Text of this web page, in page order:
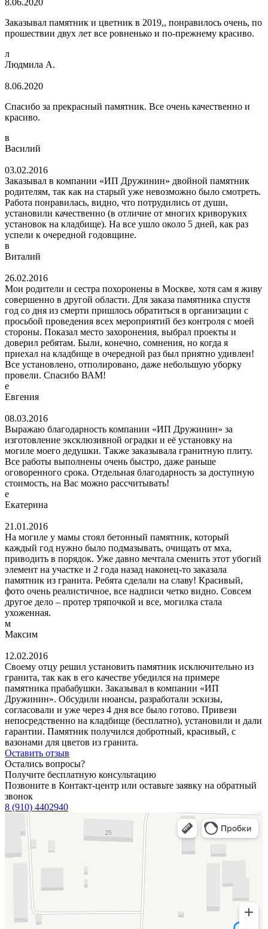
Заказывал памятник и цветник в 2019,, понравилось очень, по
прошествии двух лет все ровненько и по-прежнему красиво.
л
Людмила А.
8.06.2020
Спасибо за прекрасный памятник. Все очень качественно и
красиво.
в
Василий
03.02.2016
Заказывал в компании «ИП Дружинин» двойной памятник
родителям, так как на старый уже невозможно было смотреть.
Работа понравилась, видно, что потрудились от души,
установили качественно (в отличие от многих криворуких
установок на кладбище). На все ушло около 5 дней, как раз
успели к очередной годовщине.
в
Виталий
26.02.2016
Мои родители и сестра похоронены в Москве, хотя сам я живу
совершенно в другой области. Для заказа памятника спустя
год со дня из смерти пришлось обратиться в организации с
просьбой проведения всех мероприятий без контроля с моей
стороны. Показал место захоронения, выбрал проекты и
доверил ребятам. Были, конечно, сомнения, но когда я
приехал на кладбище в очередной раз был приятно удивлен!
Все установлено, отполировано, даже небольшую уборку
провели. Спасибо ВАМ!
е
Евгения
08.03.2016
Выражаю благодарность компании «ИП Дружинин» за
изготовление эксклюзивной оградки и её установку на
могиле моего дедушки. Также заказывала гранитную плиту.
Все работы выполнены очень быстро, даже раньше
оговоренного срока. Отдельная благодарность за доступную
стоимость, на Вас можно рассчитывать!
е
Екатерина
21.01.2016
На могиле у мамы стоял бетонный памятник, который
каждый год нужно было подмазывать, очищать от мха,
приводить в порядок. Уже давно мечтала сменить этот убогий
элемент на участке и 2 года назад наконец-то заказала
памятник из гранита. Ребята сделали на славу! Красивый,
фото очень реалистичное, все надписи четко видно. Совсем
другое дело – протер тряпочкой и все, могилка стала
ухоженная.
м
Максим
12.02.2016
Своему отцу решил установить памятник исключительно из
гранита, так как в его качестве убедился на примере
памятника прабабушки. Заказывал в компании «ИП
Дружинин». Обсудили нюансы, разработали эскизы,
согласовали и уже через 4 дня все было готово. Привези
непосредственно на кладбище (бесплатно), установили и дали
гарантии. Памятник получился добротный, красивый, с
вазонами для цветов из гранита.
Оставить отзыв
Остались вопросы?
Получите бесплатную консультацию
Позвоните в Контакт-центр или оставьте заявку на обратный
звонок
8 (910) 4402940